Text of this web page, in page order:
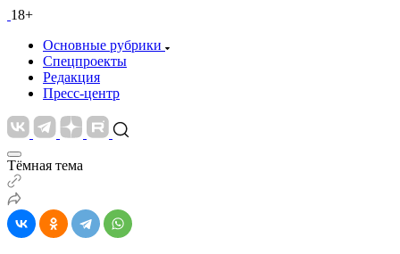
18+
Основные рубрики
Спецпроекты
Редакция
Пресс-центр
Тёмная тема